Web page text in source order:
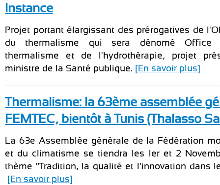
Instance
Projet portant élargissant des prérogatives de
du thermalisme qui sera dénomé Office
thermalisme et de l'hydrothérapie, projet
ministre de la Santé publique. [En savoir plus]
Thermalisme: la 63ème assemblée
FEMTEC, bientôt à Tunis (Thalasso
La 63e Assemblée générale de la Fédération
et du climatisme se tiendra les 1er et 2
thème "Tradition, la qualité et l'innovation dans
[En savoir plus]